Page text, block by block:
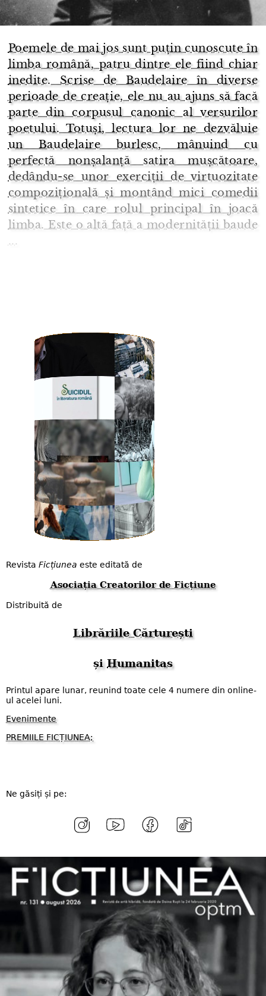
Poemele de mai jos sunt puțin cunoscute în
limba română, patru dintre ele fiind chiar
inedite. Scrise de Baudelaire în diverse
perioade de creație, ele nu au ajuns să facă
parte din corpusul canonic al versurilor
poetului. Totuși, lectura lor ne dezvăluie
un Baudelaire burlesc, mânuind cu
perfectă nonșalanță satira mușcătoare,
dedându-se unor exerciții de virtuozitate
compozițională și montând mici comedii
sintetice în care rolul principal în joacă
limba. Este o altă față a modernității baude
...
Revista Ficțiunea este editată de
Asociația Creatorilor de Ficțiune
Distribuită de
Librăriile Cărturești
șiHumanitas
Printul apare lunar, reunind toate cele 4 numere din online-
ul acelei luni.
Evenimente
PREMIILE FICȚIUNEA;
Ne găsiți și pe: